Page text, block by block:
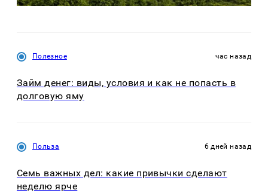
Полезное час назад
Займ денег: виды, условия и как не попасть в
долговую яму
Польза 6 дней назад
Семь важных дел: какие привычки сделают
неделю ярче